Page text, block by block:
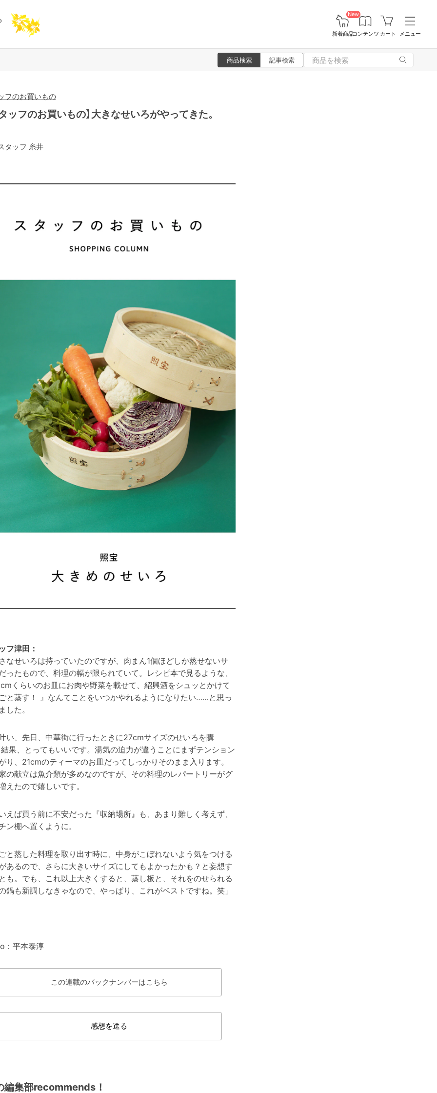
New
新着商品コンテンツ カート メニュー
商品検索 記事検索
フのお買いもの
ッフのお買いもの】大きなせいろがやってきた。
タッフ 糸井
フ津田：
なせいろは持っていたのですが、肉まん1個ほどしか蒸せないサ
ったもので、 料理の幅が限られていて。 レシピ本で見るような、
くらいのお皿にお肉や野菜を載せて、紹興酒をシュッとかけて
と蒸す！ 』なんてことをいつかやれるようになりたい……と思っ
した。
い、先日、中華街に行ったときに27cmサイズのせいろを購
結果、とってもいいです。湯気の迫力が違うことにまずテンション
り、21cmのティーマのお皿だってしっかりそのまま入ります。
の献立は魚介類が多めなのですが、その料理のレパートリーがグ
えたので嬉しいです。
えば買う前に不安だった『収納場所』も、あまり難しく考えず、
ン棚へ置くように。
と蒸した料理を取り出す時に、中身がこぼれないよう気をつける
あるので、さらに大きいサイズにしてもよかったかも？と妄想す
も。でも、これ以上大きくすると、蒸し板と、それをのせられる
鍋も新調しなきゃなので、やっぱり、これがベストですね。笑」
：平本泰淳
この連載のバックナンバーはこちら
感想を送る
編集部recommends！